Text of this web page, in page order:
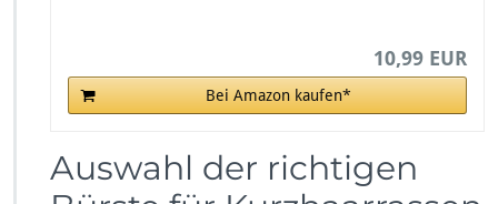
10,99 EUR
Bei Amazon kaufen*
Auswahl der richtigen